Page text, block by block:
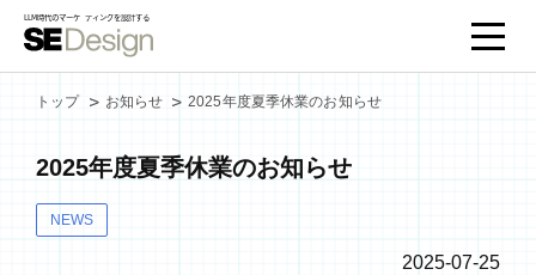
トップ お知らせ 2025年度夏季休業のお知らせ
2025年度夏季休業のお知らせ
NEWS
2025-07-25